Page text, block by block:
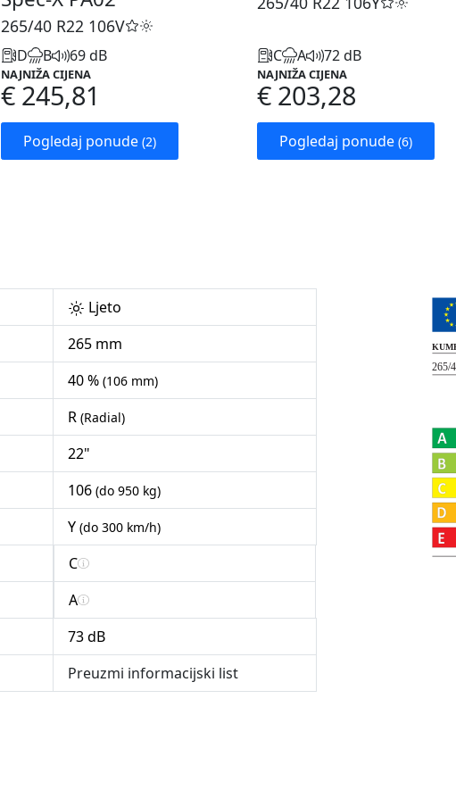
265/40 R22 106V
D B 69 dB
NAJNIŽA CIJENA
€ 245,81
Pogledaj ponude (2)
C A 72 dB
NAJNIŽA CIJENA
€ 203,28
Pogledaj ponude (6)
Ljeto
265 mm
40 % (106 mm)
R (Radial)
22"
106 (do 950 kg)
Y (do 300 km/h)
C
A
73 dB
Preuzmi informacijski list